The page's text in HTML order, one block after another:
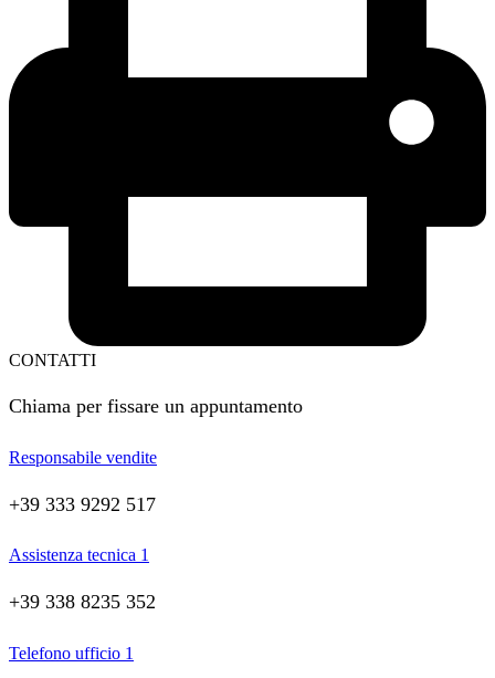
CONTATTI
Chiama per fissare un appuntamento
Responsabile vendite
+39 333 9292 517
Assistenza tecnica 1
+39 338 8235 352
Telefono ufficio 1